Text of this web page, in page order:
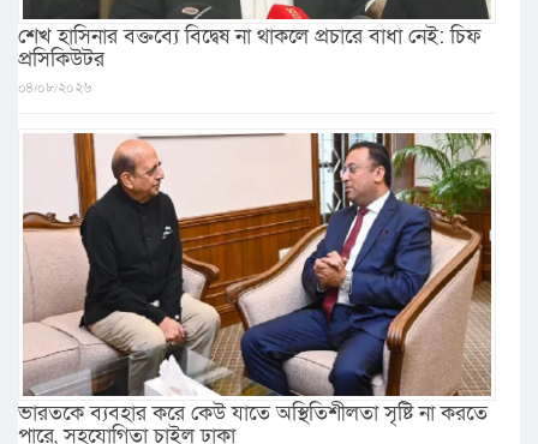
শেখ হাসিনার বক্তব্যে বিদ্বেষ না থাকলে প্রচারে বাধা নেই: চিফ
প্রসিকিউটর
০৪/০৮/২০২৬
ভারতকে ব্যবহার করে কেউ যাতে অস্থিতিশীলতা সৃষ্টি না করতে
পারে, সহযোগিতা চাইল ঢাকা